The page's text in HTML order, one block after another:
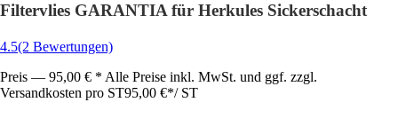
Filtervlies GARANTIA für Herkules Sickerschacht
4.5(2 Bewertungen)
Preis — 95,00 € * Alle Preise inkl. MwSt. und ggf. zzgl.
Versandkosten pro ST95,00 €*/ ST